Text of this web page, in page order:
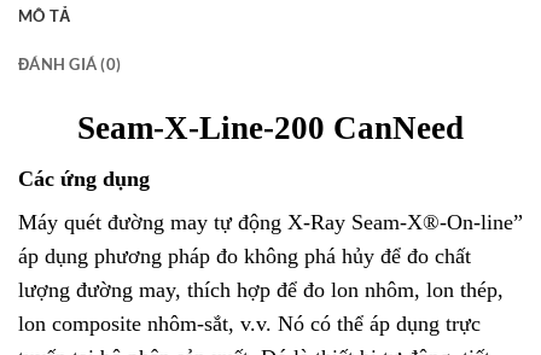
MÔ TẢ
ĐÁNH GIÁ (0)
Seam-X-Line-200 CanNeed
Các ứng dụng
Máy quét đường may tự động X-Ray Seam-X®-On-line”
áp dụng phương pháp đo không phá hủy để đo chất
lượng đường may, thích hợp để đo lon nhôm, lon thép,
lon composite nhôm-sắt, v.v. Nó có thể áp dụng trực